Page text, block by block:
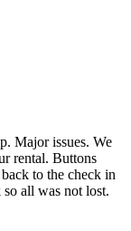
Major issues. We
rental. Buttons
to the check in
all was not lost.